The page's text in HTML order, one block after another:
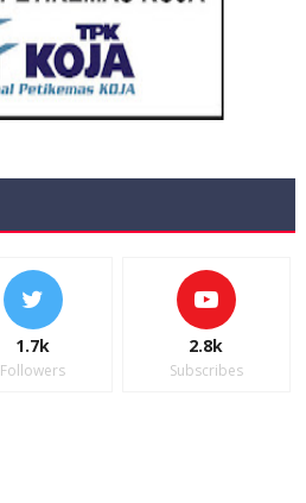
1.7k
Followers
2.8k
Subscribes